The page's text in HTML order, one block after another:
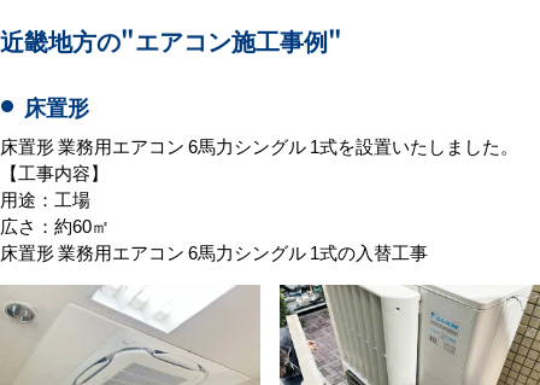
近畿地方の"エアコン施工事例"
床置形
床置形 業務用エアコン 6馬力シングル 1式を設置いたしました。
【工事内容】
用途：工場
広さ：約60㎡
床置形 業務用エアコン 6馬力シングル 1式の入替工事